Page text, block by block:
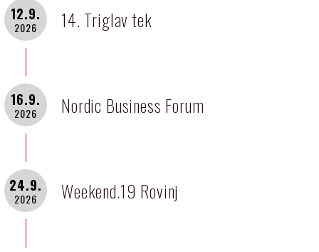
12.9.
2026 14. Triglav tek
16.9.
2026 Nordic Business Forum
24.9.
2026 Weekend.19 Rovinj